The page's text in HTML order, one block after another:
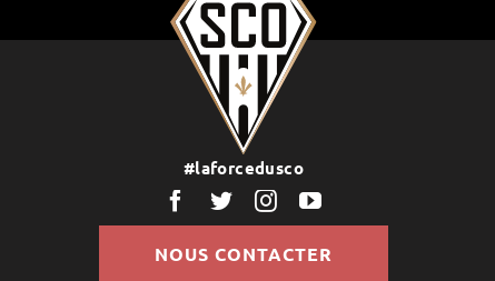
#laforcedusco
NOUS CONTACTER